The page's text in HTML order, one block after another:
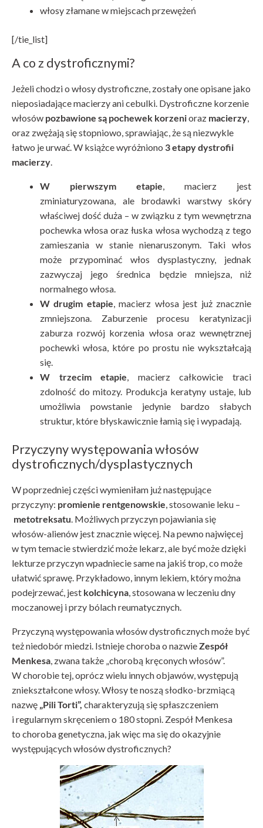
włosy złamane w miejscach przewężeń
[/tie_list]
A co z dystroficznymi?
Jeżeli chodzi o włosy dystroficzne, zostały one opisane jako
nieposiadające macierzy ani cebulki. Dystroficzne korzenie
włosów pozbawione są pochewek korzenioraz macierzy,
oraz zwężają się stopniowo, sprawiając, że są niezwykle
łatwo je urwać. W książce wyróżniono 3 etapy dystrofii
macierzy.
W pierwszym etapie, macierz jest
zminiaturyzowana, ale brodawki warstwy skóry
właściwej dość duża – w związku z tym wewnętrzna
pochewka włosa oraz łuska włosa wychodzą z tego
zamieszania w stanie nienaruszonym. Taki włos
może przypominać włos dysplastyczny, jednak
zazwyczaj jego średnica będzie mniejsza, niż
normalnego włosa.
W drugim etapie, macierz włosa jest już znacznie
zmniejszona. Zaburzenie procesu keratynizacji
zaburza rozwój korzenia włosa oraz wewnętrznej
pochewki włosa, które po prostu nie wykształcają
się.
W trzecim etapie, macierz całkowicie traci
zdolność do mitozy. Produkcja keratyny ustaje, lub
umożliwia powstanie jedynie bardzo słabych
struktur, które błyskawicznie łamią się i wypadają.
Przyczyny występowania włosów
dystroficznych/dysplastycznych
W poprzedniej części wymieniłam już następujące
przyczyny: promienie rentgenowskie, stosowanie leku –
metotreksatu. Możliwych przyczyn pojawiania się
włosów-alienów jest znacznie więcej. Na pewno najwięcej
w tym temacie stwierdzić może lekarz, ale być może dzięki
lekturze przyczyn wpadniecie same na jakiś trop, co może
ułatwić sprawę. Przykładowo, innym lekiem, który można
podejrzewać, jest kolchicyna, stosowana w leczeniu dny
moczanowej i przy bólach reumatycznych.
Przyczyną występowania włosów dystroficznych może być
też niedobór miedzi. Istnieje choroba o nazwieZespół
Menkesa, zwana także „chorobą kręconych włosów”.
W chorobie tej, oprócz wielu innych objawów, występują
zniekształcone włosy. Włosy te noszą słodko-brzmiącą
nazwę „Pili Torti”, charakteryzują się spłaszczeniem
i regularnym skręceniem o 180 stopni. Zespół Menkesa
to choroba genetyczna, jak więc ma się do okazyjnie
występujących włosów dystroficznych?